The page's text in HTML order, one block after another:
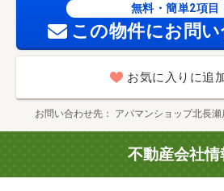
無料・簡単2項目
この物件にお問
お気に入りに追
お問い合わせ先 アパマンショップ北長
不動産会社情